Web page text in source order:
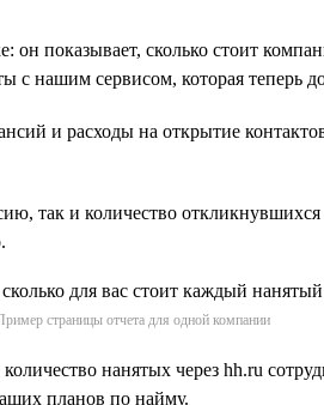
показывает, сколько стоит
нашим сервисом, которая теперь
и расходы на открытие
так и количество
страницы отчета для одной компании
нанятых через hh.ru
планов по найму.